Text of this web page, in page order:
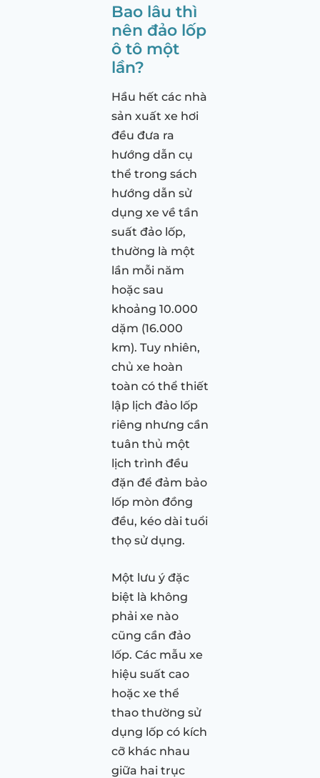
Bao lâu thì
nên đảo lốp
ô tô một
lần?
Hầu hết các nhà
sản xuất xe hơi
đều đưa ra
hướng dẫn cụ
thể trong sách
hướng dẫn sử
dụng xe về tần
suất đảo lốp,
thường là một
lần mỗi năm
hoặc sau
khoảng 10.000
dặm (16.000
km). Tuy nhiên,
chủ xe hoàn
toàn có thể thiết
lập lịch đảo lốp
riêng nhưng cần
tuân thủ một
lịch trình đều
đặn để đảm bảo
lốp mòn đồng
đều, kéo dài tuổi
thọ sử dụng.
Một lưu ý đặc
biệt là không
phải xe nào
cũng cần đảo
lốp. Các mẫu xe
hiệu suất cao
hoặc xe thể
thao thường sử
dụng lốp có kích
cỡ khác nhau
giữa hai trục